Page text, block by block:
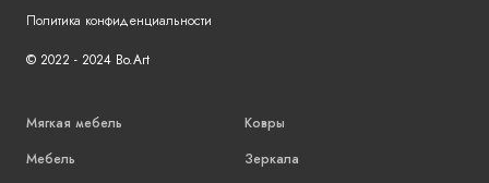
Политика конфиденциальности
© 2022 - 2024 Bo.Art
Мягкая мебель
Мебель
Ковры
Зеркала